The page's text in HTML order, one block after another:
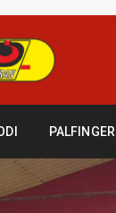
PALFINGER